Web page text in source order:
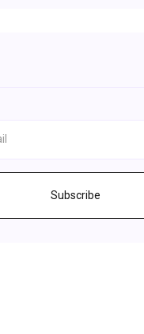
Subscribe